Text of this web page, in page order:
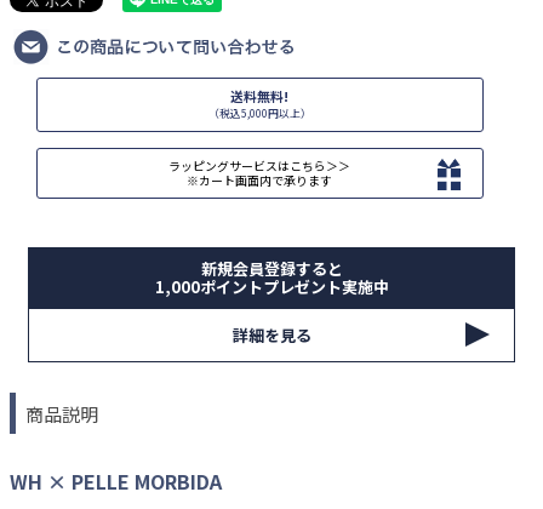
送料無料!
（税込5,000円以上）
ラッピングサービスはこちら＞＞
※カート画面内で承ります
新規会員登録すると
1,000ポイントプレゼント実施中
詳細を見る
商品説明
WH × PELLE MORBIDA